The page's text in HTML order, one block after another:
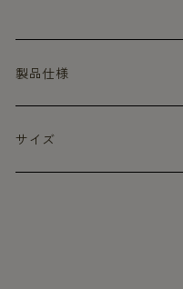
製品仕様
サイズ